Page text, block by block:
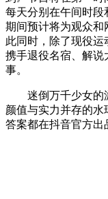
每天分别在午间时段
期间预计将为观众和
此同时，除了现役
携手退役名宿、解
事。
迷倒万千少女的游
颜值与实力并存的水
答案都在抖音官方出